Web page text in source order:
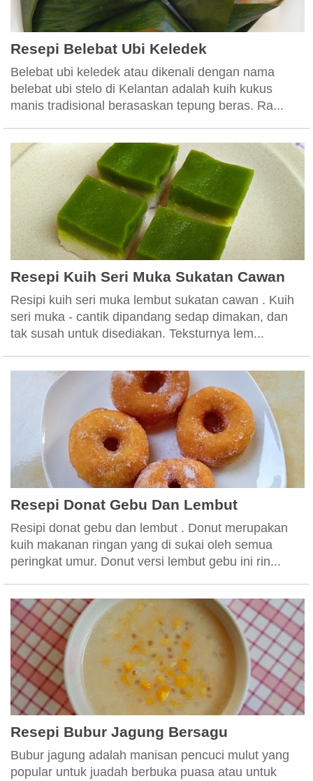
Resepi Belebat Ubi Keledek
Belebat ubi keledek atau dikenali dengan nama
belebat ubi stelo di Kelantan adalah kuih kukus
manis tradisional berasaskan tepung beras. Ra...
Resepi Kuih Seri Muka Sukatan Cawan
Resipi kuih seri muka lembut sukatan cawan . Kuih
seri muka - cantik dipandang sedap dimakan, dan
tak susah untuk disediakan. Teksturnya lem...
Resepi Donat Gebu Dan Lembut
Resipi donat gebu dan lembut . Donut merupakan
kuih makanan ringan yang di sukai oleh semua
peringkat umur. Donut versi lembut gebu ini rin...
Resepi Bubur Jagung Bersagu
Bubur jagung adalah manisan pencuci mulut yang
popular untuk juadah berbuka puasa atau untuk